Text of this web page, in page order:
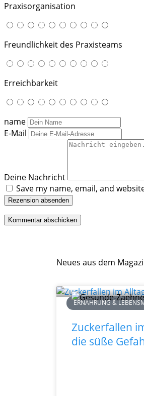
Praxisorganisation
Freundlichkeit des Praxisteams
Erreichbarkeit
name
E-Mail
Deine Nachricht
Save my name, email, and
Rezension absenden
Neues aus dem
ERNÄHRUNG &
Zuckerfallen
die süße